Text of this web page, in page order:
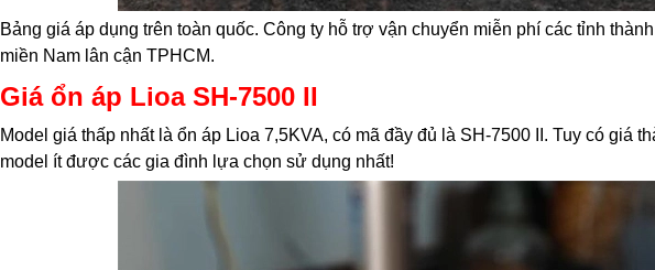
Bảng giá áp dụng trên toàn quốc. Công ty hỗ trợ vận chuyển miễn phí các tỉnh
miền Nam lân cận TPHCM.
Giá ổn áp Lioa SH-7500 II
Model giá thấp nhất là ổn áp Lioa 7,5KVA, có mã đầy đủ là SH-7500 II. Tuy có giá
model ít được các gia đình lựa chọn sử dụng nhất!